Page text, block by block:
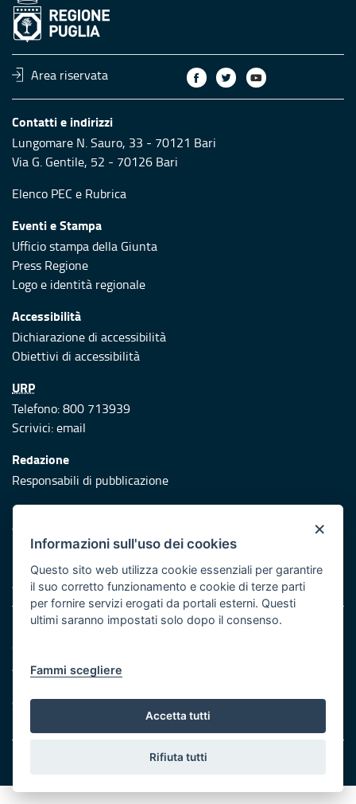
Area riservata
Contatti e indirizzi
Lungomare N. Sauro, 33 - 70121 Bari
Via G. Gentile, 52 - 70126 Bari
Elenco PEC e Rubrica
Eventi e Stampa
Ufficio stampa della Giunta
Press Regione
Logo e identità regionale
Accessibilità
Dichiarazione di accessibilità
Obiettivi di accessibilità
URP
Telefono: 800 713939
Scrivici:email
Redazione
Responsabili di pubblicazione
Protezione civile
Vai al sito di Protezione Civile Puglia
Iniziativa finanziata con risorse del POR Puglia 2014/2020 -
Asse XI
Note legali
Cookie e privacy
Atti di notifica
Servizi Intranet
© Regione Puglia
×
Informazioni sull'uso dei cookies
Questo sito web utilizza cookie essenziali per garantire
il suo corretto funzionamento e cookie di terze parti
per fornire servizi erogati da portali esterni. Questi
ultimi saranno impostati solo dopo il consenso.
Fammi scegliere
Accetta tutti
Rifiuta tutti